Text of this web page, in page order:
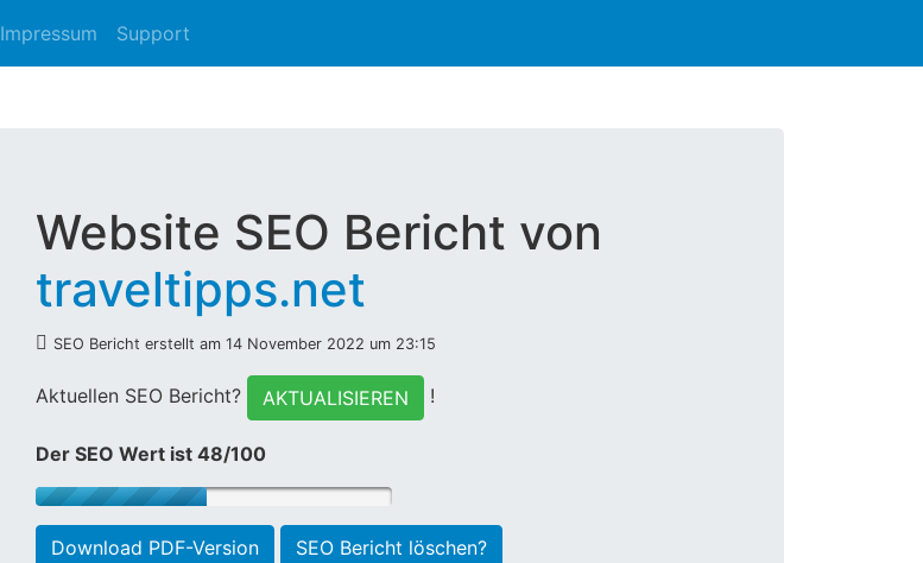
Impressum Support
Website SEO Bericht von
traveltipps.net
SEO Bericht erstellt am 14 November 2022 um 23:15
Aktuellen SEO Bericht? AKTUALISIEREN !
Der SEO Wert ist 48/100
Download PDF-Version SEO Bericht löschen?